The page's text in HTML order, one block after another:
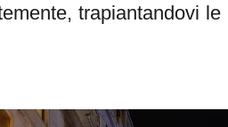
trapiantandovi